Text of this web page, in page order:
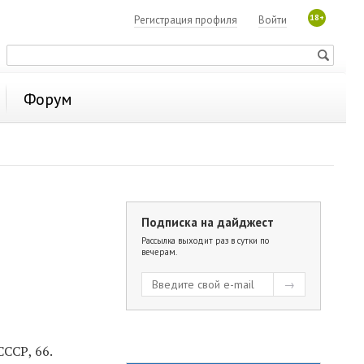
18+
Войти
Регистрация профиля
Форум
66.
Подписка на дайджест
Рассылка выходит раз в сутки по
вечерам.